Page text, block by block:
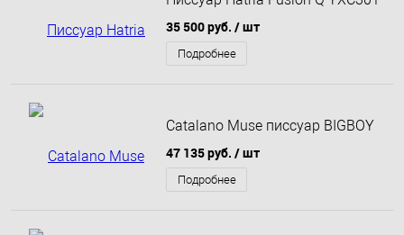
35 500 руб. / шт
Подробнее
Catalano Muse писсуар BIGBOY
47 135 руб. / шт
Подробнее